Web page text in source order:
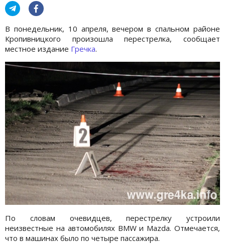
В понедельник, 10 апреля, вечером в спальном районе
Кропивницкого произошла перестрелка, сообщает
местное издание Гречка.
По словам очевидцев, перестрелку устроили
неизвестные на автомобилях BMW и Mazda. Отмечается,
что в машинах было по четыре пассажира.